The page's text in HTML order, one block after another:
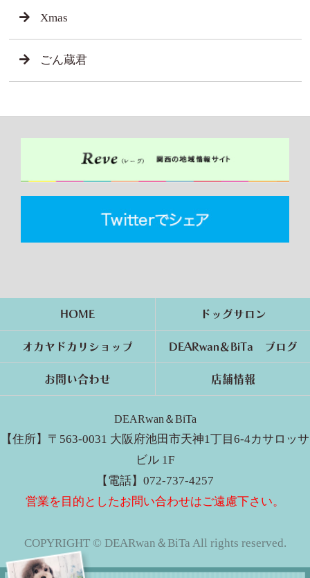
Xmas
ごん蔵君
HOME ドッグサロン
オカヤドカリショップ DEARwan＆BiTa ブログ
お問い合わせ 店舗情報
DEARwan＆BiTa
【住所】〒563-0031 大阪府池田市天神1丁目6-4カサロッサ
ビル 1F
【電話】072-737-4257
営業を目的としたお問い合わせはご遠慮下さい。
COPYRIGHT © DEARwan＆BiTa All rights reserved.